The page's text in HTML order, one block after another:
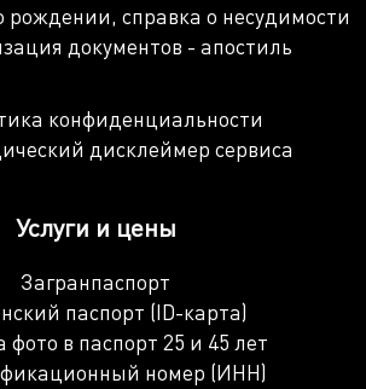
рождении, справка о несудимости
документов - апостиль
конфиденциальности
дисклеймер сервиса
Услуги и цены
Загранпаспорт
паспорт (ID-карта)
фото в паспорт 25 и 45 лет
номер (ИНН)